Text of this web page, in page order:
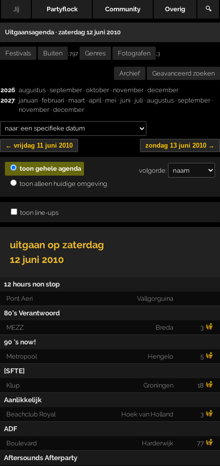
Jij Partyflock Community Overig 🔍
Uitgaansagenda · zaterdag 12 juni 2010
Festivals Buiten ,797 Genres Fotografen ,3
Archief Geavanceerd zoeken
2026: augustus · september· oktober· november· december
2027: januari · februari · maart · april· mei · juni · juli · augustus · september·
november· december
← vrijdag 11 juni 2010 zondag 13 juni 2010 →
volgorde:
toon gehele agenda
toon alleen huidige omgeving
toon line-ups
uitgaan op zaterdag
12 juni 2010
12 hours non stop
Pont Aeri Vallgorguina
80's Verantwoord
MEZZ Breda 3
90 's now!
Metropool Hengelo 5
[SFTE]
Klup Groningen 18
Aanlikkelijk
Beachclub Royal Hoek van Holland 3
ADF
Boulevard Harderwijk 77
Aftersounds Afterparty